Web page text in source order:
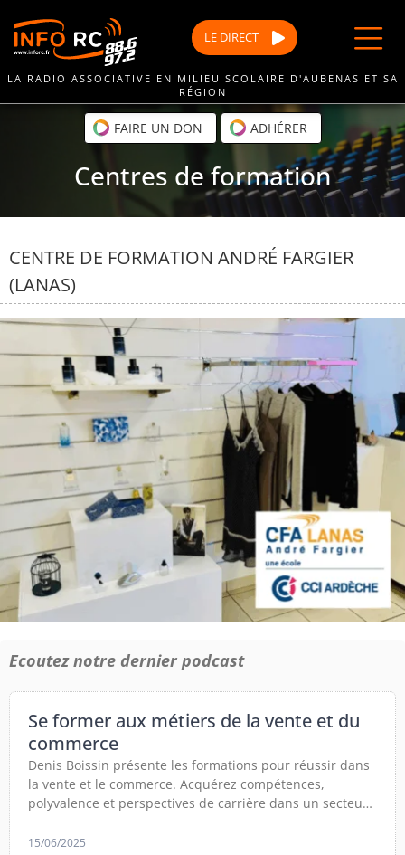
au
contenu
LE DIRECT
LA RADIO ASSOCIATIVE EN MILIEU SCOLAIRE D'AUBENAS ET SA
RÉGION
FAIRE UN DON ADHÉRER
Centres de formation
CENTRE DE FORMATION ANDRÉ FARGIER
(LANAS)
Ecoutez notre dernier podcast
Se former aux métiers de la vente et du
commerce
Denis Boissin présente les formations pour réussir dans
la vente et le commerce. Acquérez compétences,
polyvalence et perspectives de carrière dans un secteur
15/06/2025